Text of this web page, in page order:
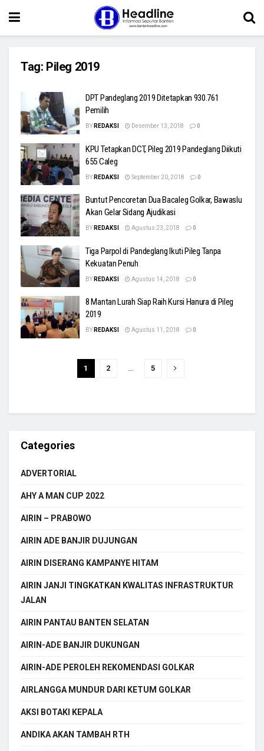
Tag: Pileg 2019
DPT Pandeglang 2019 Ditetapkan 930.761
Pemilih
BY REDAKSI Desember 13, 2018 0
KPU Tetapkan DCT, Pileg 2019 Pandeglang Diikuti
655 Caleg
BY REDAKSI September 20, 2018 0
Buntut Pencoretan Dua Bacaleg Golkar, Bawaslu
Akan Gelar Sidang Ajudikasi
BY REDAKSI Agustus 23, 2018 0
Tiga Parpol di Pandeglang Ikuti Pileg Tanpa
Kekuatan Penuh
BY REDAKSI Agustus 14, 2018 0
8 Mantan Lurah Siap Raih Kursi Hanura di Pileg
2019
BY REDAKSI Agustus 11, 2018 0
1 2 5
Categories
ADVERTORIAL
AHY A MAN CUP 2022
AIRIN – PRABOWO
AIRIN ADE BANJIR DUJUNGAN
AIRIN DISERANG KAMPANYE HITAM
AIRIN JANJI TINGKATKAN KWALITAS INFRASTRUKTUR
JALAN
AIRIN PANTAU BANTEN SELATAN
AIRIN-ADE BANJIR DUKUNGAN
AIRIN-ADE PEROLEH REKOMENDASI GOLKAR
AIRLANGGA MUNDUR DARI KETUM GOLKAR
AKSI BOTAKI KEPALA
ANDIKA AKAN TAMBAH RTH